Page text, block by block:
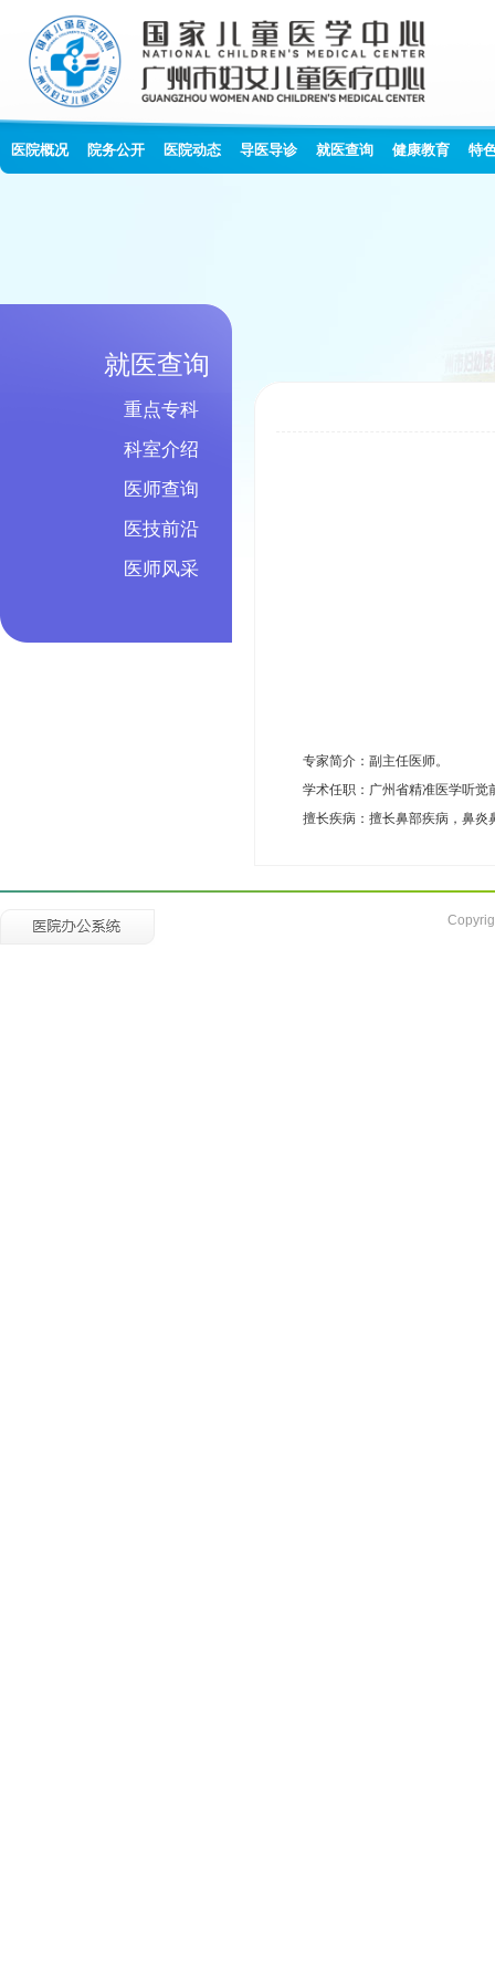
医院概况 院务公开 医院动态 导医导诊 就医查询 健康教育 特
就医查询
重点专科
科室介绍
医师查询
医技前沿
医师风采
专家简介：副主任医师。
学术任职：广州省精准医学听觉
擅长疾病：擅长鼻部疾病，鼻炎